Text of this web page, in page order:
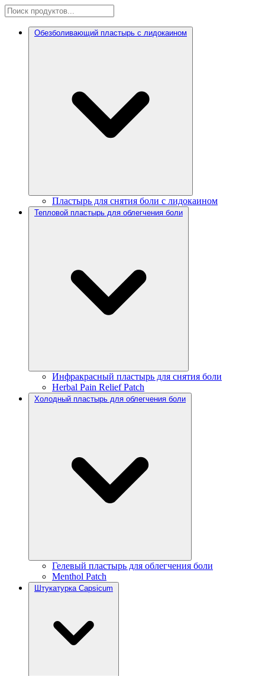
Обезболивающий пластырь с лидокаином
Пластырь для снятия боли с лидокаином
Тепловой пластырь для облегчения боли
Инфракрасный пластырь для снятия боли
Herbal Pain Relief Patch
Холодный пластырь для облегчения боли
Гелевый пластырь для облегчения боли
Menthol Patch
Штукатурка Capsicum